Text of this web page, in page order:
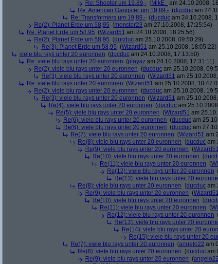
Re: Shooter um 19,89,- (MikE_
am 24.10.2008,
Re: American Gangster um 19,89,- (ducduc am
Re: Transformers um 19,89,- (ducduc am 24.10.2008,
Re(2): Planet Erde um 58,95 (monster23 am 27.10.2008, 17:25:54)
Re: Planet Erde um 58,95 (Wizard51 am 24.10.2008, 18:25:56)
Re(2): Planet Erde um 58,95 (ducduc am 25.10.2008, 09:50:29)
Re(3): Planet Erde um 58,95 (Wizard51 am 25.10.2008, 18:05:22)
viele blu rays unter 20 euronnen (ducduc am 24.10.2008, 17:13:50)
Re: viele blu rays unter 20 euronnen (playaz am 24.10.2008, 17:31:11)
Re(2): viele blu rays unter 20 euronnen (ducduc am 25.10.2008,
Re(3): viele blu rays unter 20 euronnen (Wizard51 am
Re: viele blu rays unter 20 euronnen (Wizard51 am 25.10.2008,
Re(2): viele blu rays unter 20 euronnen (ducduc am 25.10.2008,
Re(3): viele blu rays unter 20 euronnen (Wizard51 am
Re(4): viele blu rays unter 20 euronnen (ducduc am
Re(5): viele blu rays unter 20 euronnen (Wizard51 am
Re(6): viele blu rays unter 20 euronnen (ducduc am
Re(6): viele blu rays unter 20 euronnen (ducduc am
Re(7): viele blu rays unter 20 euronnen (Wizard51 am
Re(8): viele blu rays unter 20 euronnen (ducduc am
Re(9): viele blu rays unter 20 euronnen (
Re(10): viele blu rays unter 20 euronnen (
Re(11): viele blu rays unter 20 euronnen (
Re(12): viele blu rays unter 20 euronnen
Re(13): viele blu rays unter 20
Re(8): viele blu rays unter 20 euronnen (ducduc am
Re(9): viele blu rays unter 20 euronnen (
Re(10): viele blu rays unter 20 euronnen (
Re(11): viele blu rays unter 20 euronnen (
Re(12): viele blu rays unter 20 euronnen
Re(13): viele blu rays unter 20
Re(14): viele blu rays unter 20
Re(15): viele blu rays unter 20
Re(7): viele blu rays unter 20 euronnen (angelo22 am
Re(8): viele blu rays unter 20 euronnen (ducduc am
Re(9): viele blu rays unter 20 euronnen (